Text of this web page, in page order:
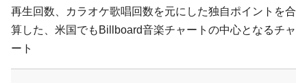
再生回数、カラオケ歌唱回数を元にした独自ポイントを合
算した、米国でもBillboard音楽チャートの中心となるチャ
ート